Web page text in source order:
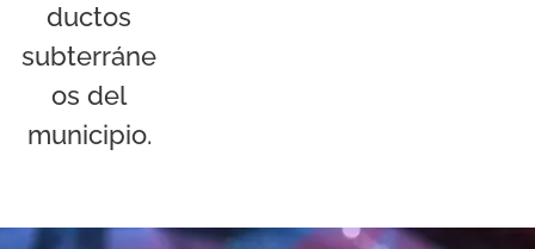
ductos
subterráne
os del
municipio.